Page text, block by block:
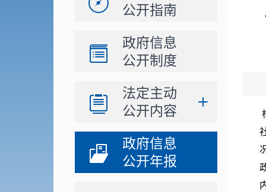
公开指南
政府信息
公开制度
法定主动
公开内容
政府信息
公开年报